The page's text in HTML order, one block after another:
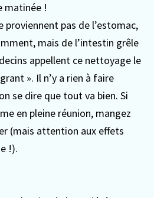
matinée !
proviennent pas de l’estomac,
mais de l’intestin grêle
appellent ce nettoyage le
». Il n’y a rien à faire
se dire que tout va bien. Si
en pleine réunion, mangez
(mais attention aux effets
!).